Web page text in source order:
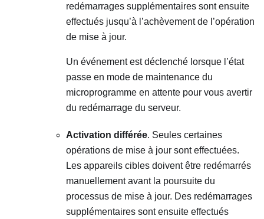
redémarrages supplémentaires sont ensuite
effectués jusqu’à l’achèvement de l’opération
de mise à jour.
Un événement est déclenché lorsque l’état
passe en mode de maintenance du
microprogramme en attente pour vous avertir
du redémarrage du serveur.
Activation différée. Seules certaines
opérations de mise à jour sont effectuées.
Les appareils cibles doivent être redémarrés
manuellement avant la poursuite du
processus de mise à jour. Des redémarrages
supplémentaires sont ensuite effectués